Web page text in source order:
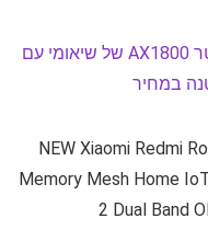
למי שרוצה, יש גם את האופציה לראוטר AX1800 של שיאומי עם
במחיר
NEW Xiaomi Redmi
Memory Mesh Home
2 Dual Band